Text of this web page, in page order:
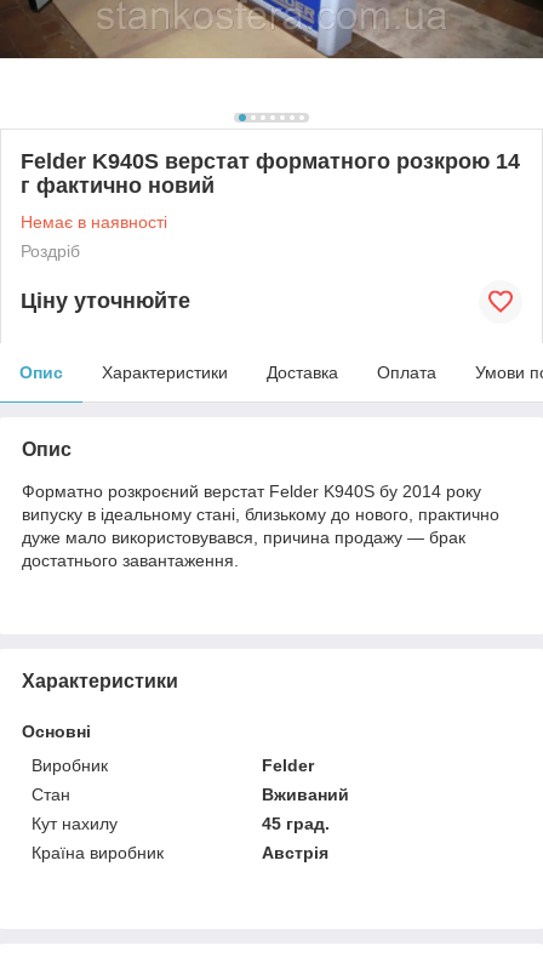
Felder K940S верстат форматного розкрою 14
г фактично новий
Немає в наявності
Роздріб
Ціну уточнюйте
Опис Характеристики Доставка Оплата Умови
Опис
Форматно розкроєний верстат Felder K940S бу 2014 року
випуску в ідеальному стані, близькому до нового, практично
дуже мало використовувався, причина продажу — брак
достатнього завантаження.
Характеристики
Основні
Виробник
Felder
Стан
Вживаний
Кут нахилу
45 град.
Країна виробник
Австрія